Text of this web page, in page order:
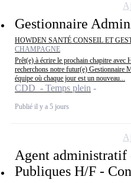
Gestionnaire
HOWDEN SANTÉ CONSEIL ET
CHAMPAGNE
Prêt(e) à écrire le prochain chapitre
recherchons notre futur(e) Gestionnaire
équipe où chaque jour est un nouveau...
CDD - Temps plein
Publié il y a 5 jours
Agent administratif
Publiques H/F -